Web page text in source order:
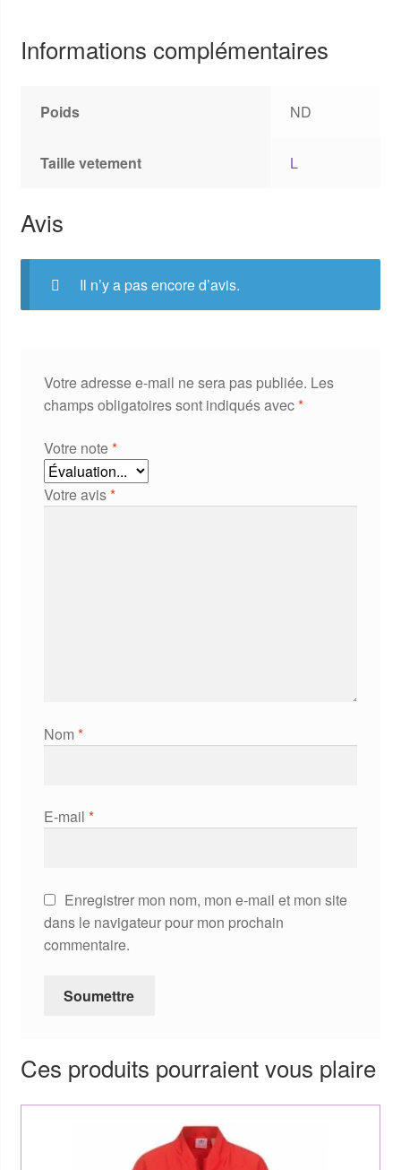
Informations complémentaires
Poids ND
Taille vetement L
Avis
Il n’y a pas encore d’avis.
Votre adresse e-mail ne sera pas publiée. Les
champs obligatoires sont indiqués avec*
Votre note*
Votre avis*
Nom *
E-mail *
Enregistrer mon nom, mon e-mail et mon site
dans le navigateur pour mon prochain
commentaire.
Ces produits pourraient vous plaire